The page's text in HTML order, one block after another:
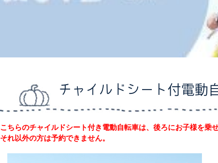
チャイルドシート付
こちらのチャイルドシート付き電動自転車は、後ろにお子様を乗
それ以外の方は予約できません。